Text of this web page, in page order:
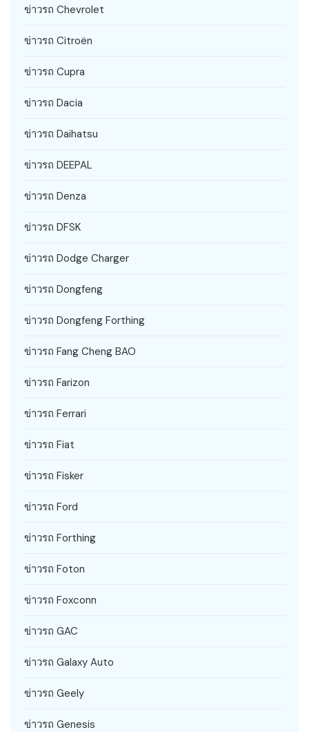
ข่าวรถ Chevrolet
ข่าวรถ Citroën
ข่าวรถ Cupra
ข่าวรถ Dacia
ข่าวรถ Daihatsu
ข่าวรถ DEEPAL
ข่าวรถ Denza
ข่าวรถ DFSK
ข่าวรถ Dodge Charger
ข่าวรถ Dongfeng
ข่าวรถ Dongfeng Forthing
ข่าวรถ Fang Cheng BAO
ข่าวรถ Farizon
ข่าวรถ Ferrari
ข่าวรถ Fiat
ข่าวรถ Fisker
ข่าวรถ Ford
ข่าวรถ Forthing
ข่าวรถ Foton
ข่าวรถ Foxconn
ข่าวรถ GAC
ข่าวรถ Galaxy Auto
ข่าวรถ Geely
ข่าวรถ Genesis